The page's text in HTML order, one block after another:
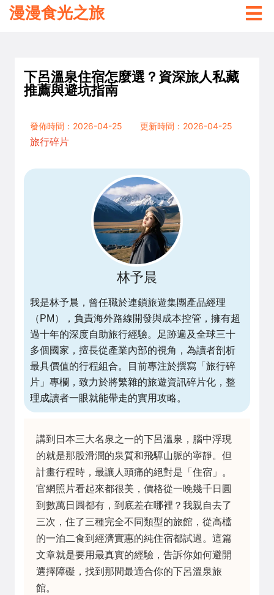
漫漫食光之旅
下呂溫泉住宿怎麼選？資深旅人私藏
推薦與避坑指南
發佈時間：2026-04-25
更新時間：2026-04-25
旅行碎片
林予晨
我是林予晨，曾任職於連鎖旅遊集團產品經理
（PM），負責海外路線開發與成本控管，擁有超
過十年的深度自助旅行經驗。足跡遍及全球三十
多個國家，擅長從產業內部的視角，為讀者剖析
最具價值的行程組合。目前專注於撰寫「旅行碎
片」專欄，致力於將繁雜的旅遊資訊碎片化，整
理成讀者一眼就能帶走的實用攻略。
講到日本三大名泉之一的下呂溫泉，腦中浮現
的就是那股滑潤的泉質和飛驒山脈的寧靜。但
計畫行程時，最讓人頭痛的絕對是「住宿」。
官網照片看起來都很美，價格從一晚幾千日圓
到數萬日圓都有，到底差在哪裡？我親自去了
三次，住了三種完全不同類型的旅館，從高檔
的一泊二食到經濟實惠的純住宿都試過。這篇
文章就是要用最真實的經驗，告訴你如何避開
選擇障礙，找到那間最適合你的下呂溫泉旅
館。